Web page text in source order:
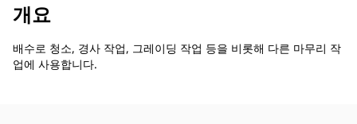
개요
배수로 청소, 경사 작업, 그레이딩 작업 등을 비롯해 다른 마무리 작
업에 사용합니다.